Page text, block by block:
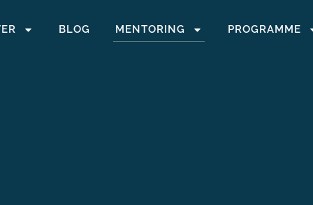
BLOG MENTORING PROGRAMME